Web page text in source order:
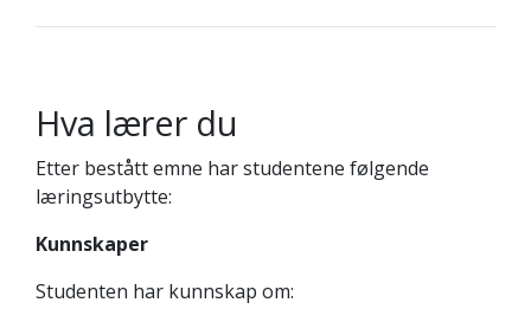
Hva lærer du
Etter bestått emne har studentene følgende
læringsutbytte:
Kunnskaper
Studenten har kunnskap om: